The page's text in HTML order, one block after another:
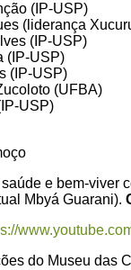
(IP-USP)
(liderança
(IP-USP)
(IP-USP)
(IP-USP)
(UFBA)
USP)
e bem-viver
Mbyá Guarani).
do Museu das